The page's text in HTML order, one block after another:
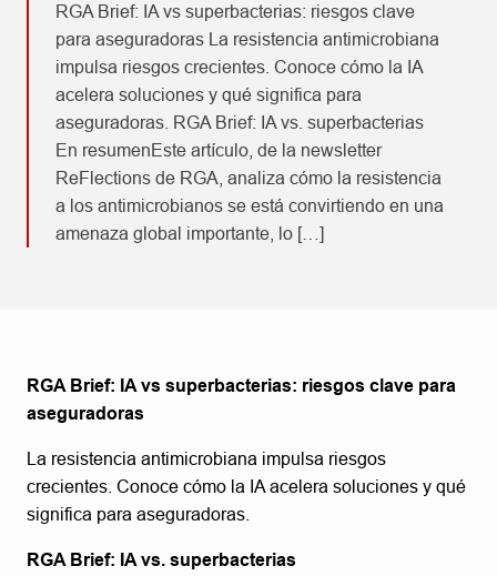
RGA Brief: IA vs superbacterias: riesgos clave
para aseguradoras La resistencia antimicrobiana
impulsa riesgos crecientes. Conoce cómo la IA
acelera soluciones y qué significa para
aseguradoras. RGA Brief: IA vs. superbacterias
En resumenEste artículo, de la newsletter
ReFlections de RGA, analiza cómo la resistencia
a los antimicrobianos se está convirtiendo en una
amenaza global importante, lo […]
RGA Brief: IA vs superbacterias: riesgos clave para
aseguradoras
La resistencia antimicrobiana impulsa riesgos
crecientes. Conoce cómo la IA acelera soluciones y qué
significa para aseguradoras.
RGA Brief: IA vs. superbacterias